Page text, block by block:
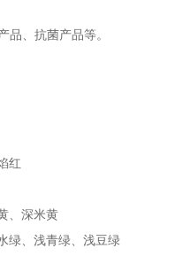
品、抗菌产品等。
红
深米黄
、浅青绿、浅豆绿